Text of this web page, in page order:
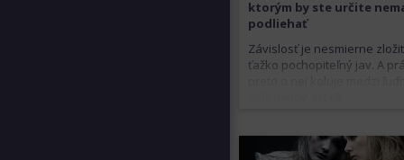
ktorým by ste určite
podliehať
Závislosť je nesmierne
ťažko pochopiteľný jav. A